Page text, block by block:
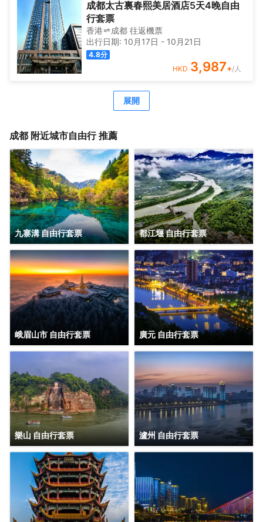
成都太古裏春熙美居酒店5天4晚自由
行套票
香港 成都 往返機票
出行日期: 10月17日 - 10月21日
4.8分
HKD 3,987+/人
展開
成都 附近城市自由行 推薦
九寨溝 自由行套票 都江堰 自由行套票
峨眉山市 自由行套票 廣元 自由行套票
樂山 自由行套票 瀘州 自由行套票